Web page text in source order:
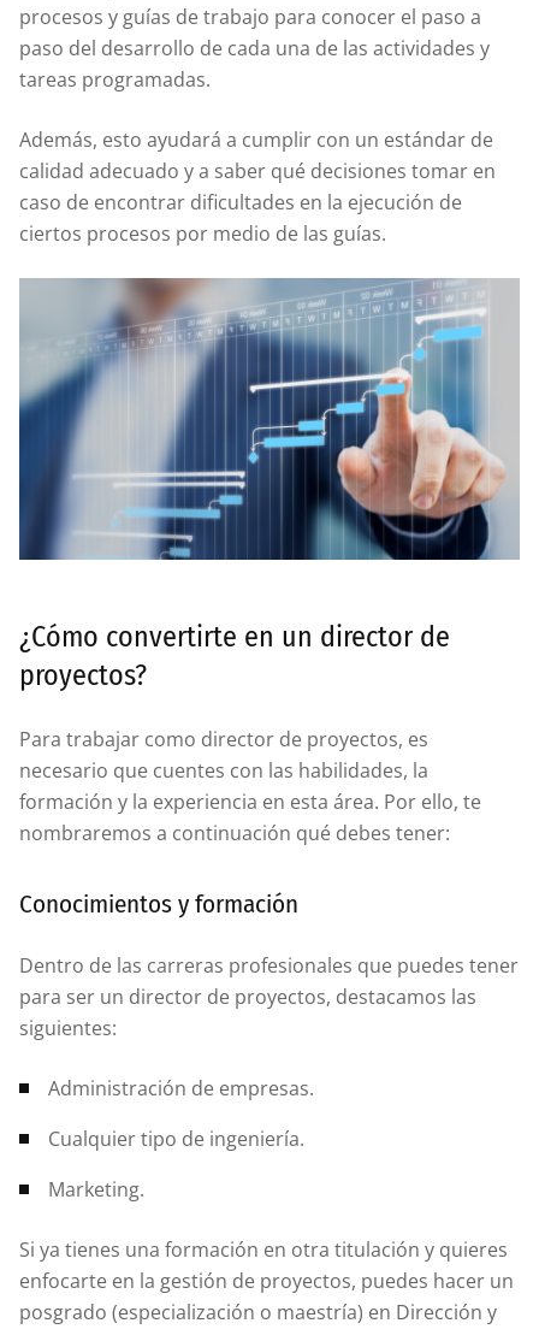
procesos y guías de trabajo para conocer el paso a
paso del desarrollo de cada una de las actividades y
tareas programadas.
Además, esto ayudará a cumplir con un estándar de
calidad adecuado y a saber qué decisiones tomar en
caso de encontrar dificultades en la ejecución de
ciertos procesos por medio de las guías.
¿Cómo convertirte en un director de
proyectos?
Para trabajar como director de proyectos, es
necesario que cuentes con las habilidades, la
formación y la experiencia en esta área. Por ello, te
nombraremos a continuación qué debes tener:
Conocimientos y formación
Dentro de las carreras profesionales que puedes tener
para ser un director de proyectos, destacamos las
siguientes:
Administración de empresas.
Cualquier tipo de ingeniería.
Marketing.
Si ya tienes una formación en otra titulación y quieres
enfocarte en la gestión de proyectos, puedes hacer un
posgrado (especialización o maestría) en Dirección y